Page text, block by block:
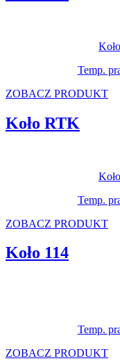
Temp.
ZOBACZ PRODUKT
Koło RTK
Temp.
ZOBACZ PRODUKT
Koło 114
Temp.
ZOBACZ PRODUKT